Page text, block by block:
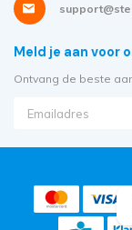
Meld je aan voor
Ontvang de beste